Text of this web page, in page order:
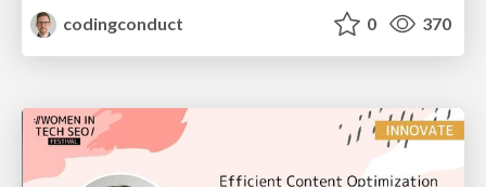
codingconduct
0 370